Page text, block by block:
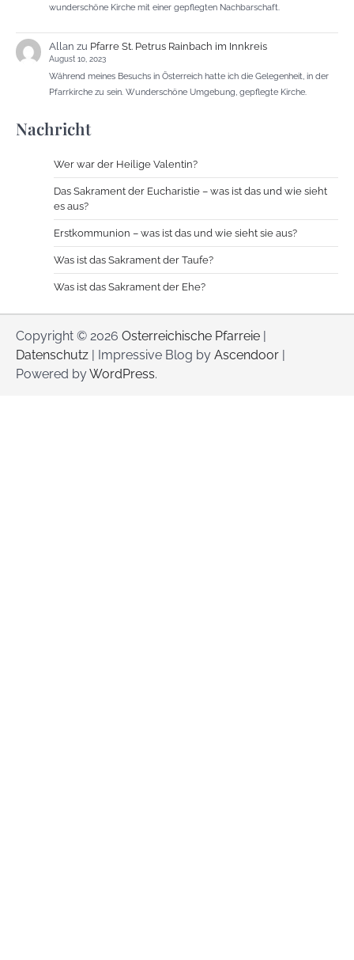
wunderschöne Kirche mit einer gepflegten Nachbarschaft.
Allan zu Pfarre St. Petrus Rainbach im Innkreis
August 10, 2023
Während meines Besuchs in Österreich hatte ich die Gelegenheit, in der
Pfarrkirche zu sein. Wunderschöne Umgebung, gepflegte Kirche.
Nachricht
Wer war der Heilige Valentin?
Das Sakrament der Eucharistie – was ist das und wie sieht
es aus?
Erstkommunion – was ist das und wie sieht sie aus?
Was ist das Sakrament der Taufe?
Was ist das Sakrament der Ehe?
Copyright © 2026 Osterreichische Pfarreie
Datenschutz | Impressive Blog by Ascendoor
Powered byWordPress.